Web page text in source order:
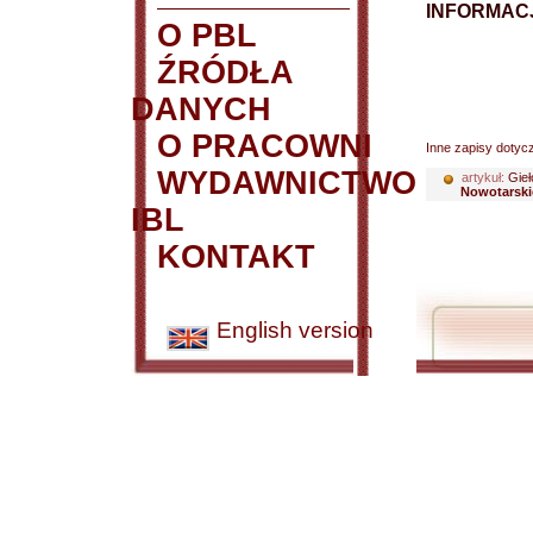
O PBL
ŹRÓDŁA
DANYCH
O PRACOWNI
WYDAWNICTWO
IBL
KONTAKT
English version
Inne zapisy
artykuł: